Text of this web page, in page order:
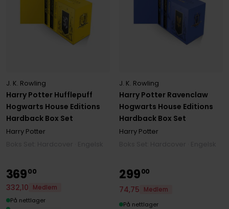
Harry Potter Hufflepuff
Hogwarts House Editions
Hardback Box Set
J. K. Rowling
Harry Potter
Harry Potter Ravenclaw
Hogwarts House Editions
Hardback Box Set
J. K. Rowling
Harry Potter
36900
332,10
Medlem
På nettlager
29900
74,75
Medlem
På nettlager